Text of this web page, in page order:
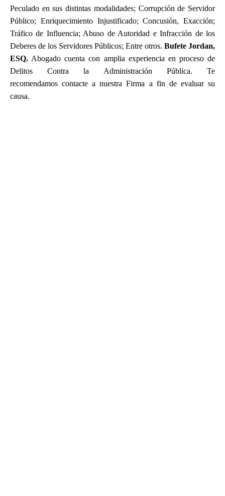
Peculado en sus distintas modalidades; Corrupción de Servidor
Público; Enriquecimiento Injustificado; Concusión, Exacción;
Tráfico de Influencia; Abuso de Autoridad e Infracción de los
Deberes de los Servidores Públicos; Entre otros. Bufete Jordan,
ESQ. Abogado cuenta con amplia experiencia en proceso de
Delitos Contra la Administración Pública. Te
recomendamos contacte a nuestra Firma a fin de evaluar su
causa.